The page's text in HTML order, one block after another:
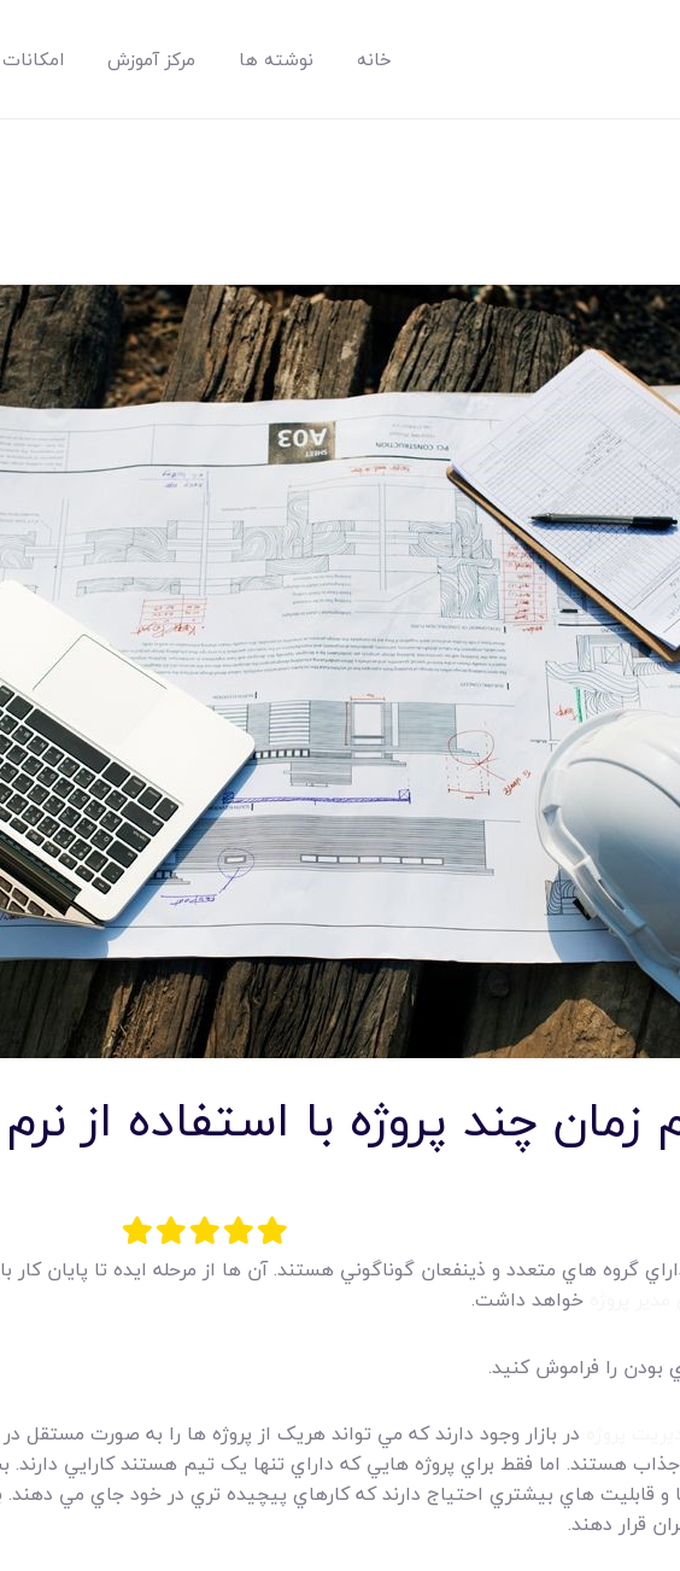
خانه نوشته ها مرکز آموزش امکانات
خانه
نوشته ها
مرکز آموزش
امکانات
سیستم ها
لیست قیمت محصولات
چند پروژه با استفاده از
گروه هاي متعدد و ذينفعان گوناگوني هستند. آن ها از مرحله ايده تا پايان
خواهد داشت.
در بازار وجود دارند که مي تواند هريک از پروژه ها را به صورت
هستند. اما فقط براي پروژه هايي که داراي تنها يک تيم هستند کارايي
قابليت هاي بيشتري احتياج دارند که کارهاي پيچيده تري در خود جاي مي دهند.
قرار دهند.